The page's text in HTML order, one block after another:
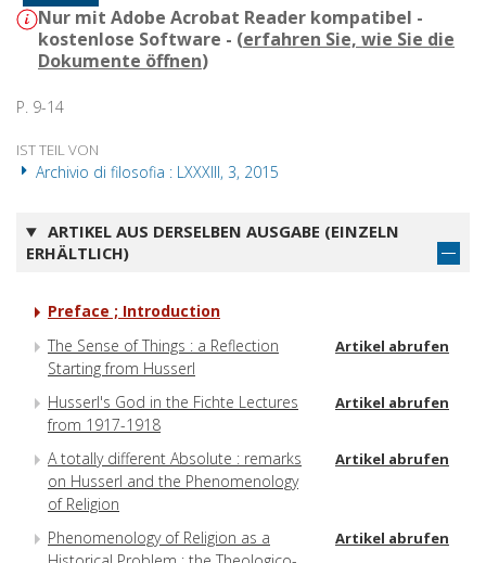
Nur mit Adobe Acrobat Reader kompatibel -
kostenlose Software - (erfahren Sie, wie Sie die
Dokumente öffnen)
P. 9-14
IST TEIL VON
Archivio di filosofia : LXXXIII, 3, 2015
ARTIKEL AUS DERSELBEN AUSGABE (EINZELN
ERHÄLTLICH)
Preface ; Introduction
The Sense of Things : a Reflection
Starting from Husserl
Artikel abrufen
Husserl's God in the Fichte Lectures
from 1917-1918
Artikel abrufen
A totally different Absolute : remarks
on Husserl and the Phenomenology
of Religion
Artikel abrufen
Phenomenology of Religion as a
Artikel abrufen